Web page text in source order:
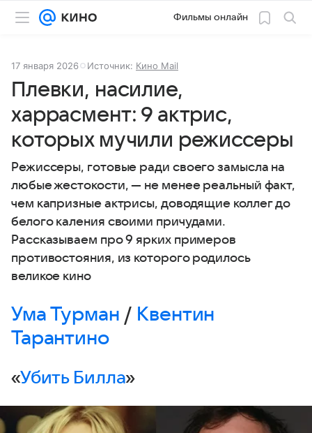
Фильмы онлайн
17 января 2026 Источник: Кино Mail
Плевки, насилие,
харрасмент: 9 актрис,
которых мучили режиссеры
Режиссеры, готовые ради своего замысла на
любые жестокости, — не менее реальный факт,
чем капризные актрисы, доводящие коллег до
белого каления своими причудами.
Рассказываем про 9 ярких примеров
противостояния, из которого родилось
великое кино
Ума Турман / Квентин
Тарантино
«Убить Билла»